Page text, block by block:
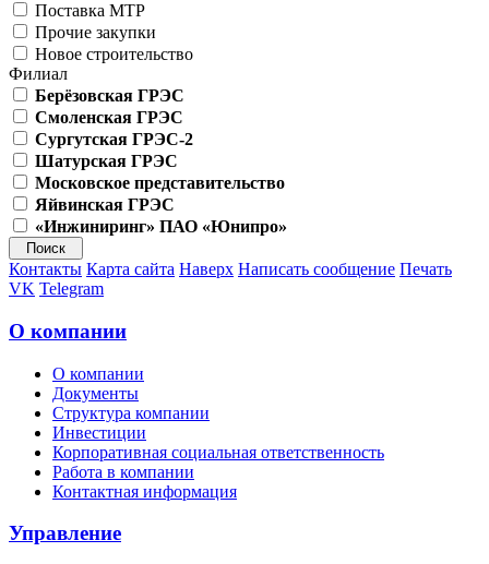
Поставка МТР
Прочие закупки
Новое строительство
Филиал
Берёзовская ГРЭС
Смоленская ГРЭС
Сургутская ГРЭС-2
Шатурская ГРЭС
Московское представительство
Яйвинская ГРЭС
«Инжиниринг» ПАО «Юнипро»
Контакты Карта сайта Наверх Написать сообщение Печать
VK Telegram
О компании
О компании
Документы
Структура компании
Инвестиции
Корпоративная социальная ответственность
Работа в компании
Контактная информация
Управление